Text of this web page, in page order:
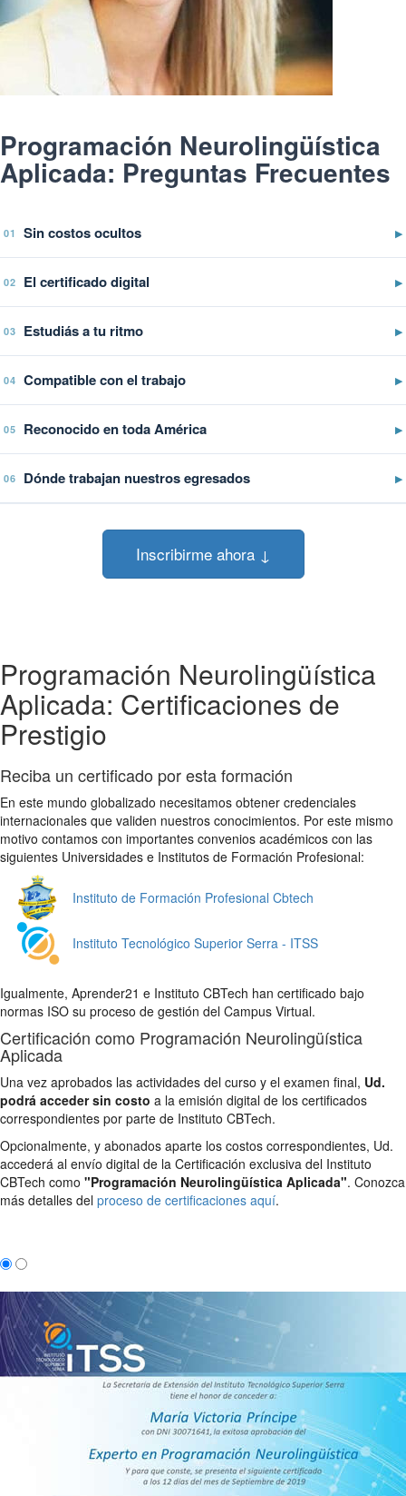
Programación Neurolingüística
Aplicada: Preguntas Frecuentes
01 Sin costos ocultos ▶
02 El certificado digital ▶
03 Estudiás a tu ritmo ▶
04 Compatible con el trabajo ▶
05 Reconocido en toda América ▶
06 Dónde trabajan nuestros egresados ▶
Inscribirme ahora ↓
Programación Neurolingüística
Aplicada: Certificaciones de
Prestigio
Reciba un certificado por esta formación
En este mundo globalizado necesitamos obtener credenciales
internacionales que validen nuestros conocimientos. Por este mismo
motivo contamos con importantes convenios académicos con las
siguientes Universidades e Institutos de Formación Profesional:
Instituto de Formación Profesional Cbtech
Instituto Tecnológico Superior Serra - ITSS
Igualmente, Aprender21 e Instituto CBTech han certificado bajo
normas ISO su proceso de gestión del Campus Virtual.
Certificación como Programación Neurolingüística
Aplicada
Una vez aprobados las actividades del curso y el examen final, Ud.
podrá acceder sin costo a la emisión digital de los certificados
correspondientes por parte de Instituto CBTech.
Opcionalmente, y abonados aparte los costos correspondientes, Ud.
accederá al envío digital de la Certificación exclusiva del Instituto
CBTech como "Programación Neurolingüística Aplicada". Conozca
más detalles del proceso de certificaciones aquí.